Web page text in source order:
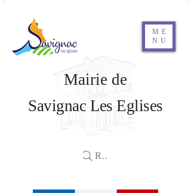
ME
NU
Savignac Les Eglises
Mairie de
Rechercher